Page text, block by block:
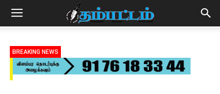
BREAKING NEWS